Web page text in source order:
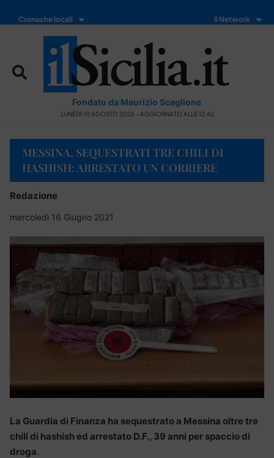
Cronache locali Il Network
Fondato da Maurizio Scaglione
LUNEDÌ 10 AGOSTO 2026 - AGGIORNATO ALLE 12:42
MESSINA, SEQUESTRATI TRE CHILI DI
HASHISH: ARRESTATO UN CORRIERE
Redazione
mercoledì 16 Giugno 2021
La Guardia di Finanza ha sequestrato a Messina oltre tre
chili di hashish ed arrestato D.F., 39 anni per spaccio di
droga.